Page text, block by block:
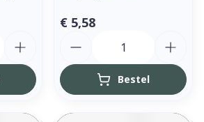
€ 5,58
Bestel